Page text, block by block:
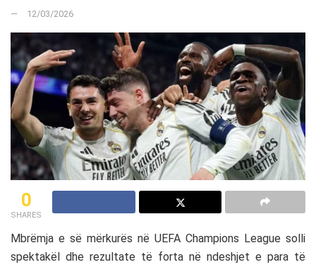
12/03/2026
0
SHARES
Mbrëmja e së mërkurës në UEFA Champions League solli
spektakël dhe rezultate të forta në ndeshjet e para të